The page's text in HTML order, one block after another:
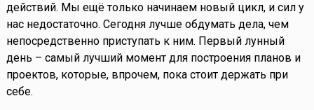
действий. Мы ещё только начинаем новый цикл, и сил у
нас недостаточно. Сегодня лучше обдумать дела, чем
непосредственно приступать к ним. Первый лунный
день – самый лучший момент для построения планов и
проектов, которые, впрочем, пока стоит держать при
себе.